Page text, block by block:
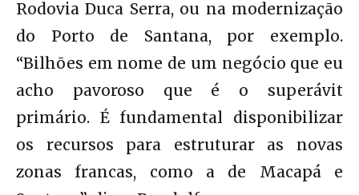
Rodovia Duca Serra, ou na modernização
do Porto de Santana, por exemplo.
“Bilhões em nome de um negócio que eu
acho pavoroso que é o superávit
primário. É fundamental disponibilizar
os recursos para estruturar as novas
zonas francas, como a de Macapá e